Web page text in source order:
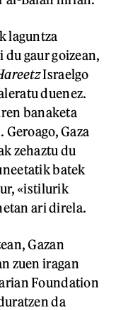
laguntza
gaur goizean,
Israelgo
duenez.
banaketa
Gaza
zehaztu du
batek
«istilurik
ari direla.
Gazan
zuen iragan
Foundation
da